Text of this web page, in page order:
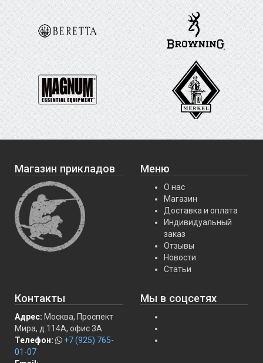
Магазин прикладов Меню
О нас
Магазин
Доставка и оплата
Индивидуальный
заказ
Отзывы
Новости
Статьи
Контакты
Адрес: Москва, Проспект
Мира, д.114А, офис 3А
Телефон:
+7 (925) 765-
01-07
Мы в соцсетях